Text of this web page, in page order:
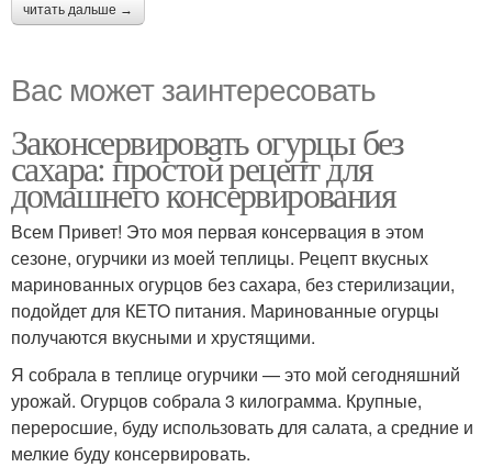
читать дальше →
Вас может заинтересовать
Законсервировать огурцы без
сахара: простой рецепт для
домашнего консервирования
Всем Привет! Это моя первая консервация в этом
сезоне, огурчики из моей теплицы. Рецепт вкусных
маринованных огурцов без сахара, без стерилизации,
подойдет для КЕТО питания. Маринованные огурцы
получаются вкусными и хрустящими.
Я собрала в теплице огурчики — это мой сегодняшний
урожай. Огурцов собрала 3 килограмма. Крупные,
переросшие, буду использовать для салата, а средние и
мелкие буду консервировать.